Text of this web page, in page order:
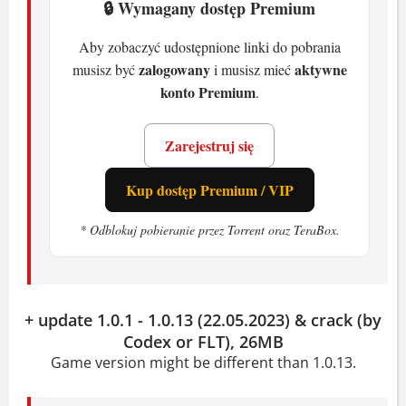
System:Windows 10 64-bit
Karta graficzna:Coming Soon
Pamięć:Coming Soon
System:Windows 10 64-bit
Procesor:Coming Soon
Karta graficzna:Coming Soon
Co to jest God of War
Łamiesz kości trollom i walczysz z
🔒 Wymagany dostęp Premium
Aby zobaczyć udostępnione linki do pobrania
musisz byćzalogowanyi musisz miećaktywne
konto Premium.
Zarejestruj się
Kup dostęp Premium / VIP
* Odblokuj pobieranie przez Torrent oraz TeraBox.
+ update 1.0.1 - 1.0.13 (22.05.2023) & crack (by
Codex or FLT), 26MB
Game version might be different than 1.0.13.